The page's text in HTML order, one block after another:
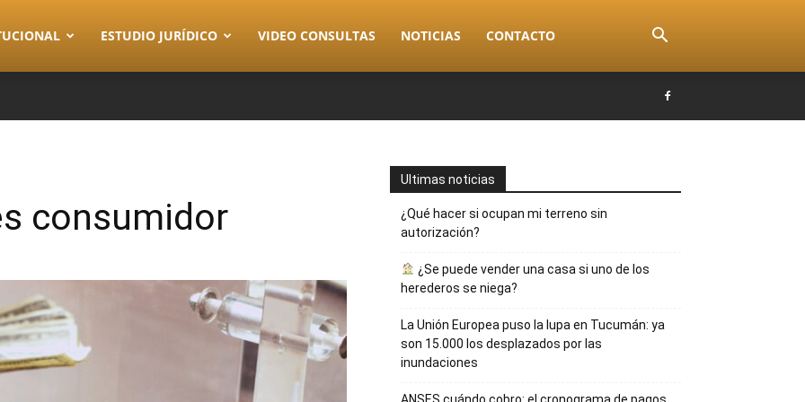
ESTUDIO JURÍDICO VIDEO CONSULTAS NOTICIAS CONTACTO
consumidor
Ultimas noticias
¿Qué hacer si ocupan mi terreno sin
autorización?
¿Se puede vender una casa si uno de los
herederos se niega?
La Unión Europea puso la lupa en Tucumán: ya
son 15.000 los desplazados por las
inundaciones